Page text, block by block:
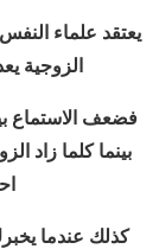
يعتقد علماء
الزوجية
فضعف الاستماع
بينما كلما زاد
كذلك عندما